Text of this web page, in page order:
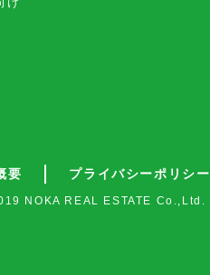
要 プライバシーポリシー
NOKA REAL ESTATE Co.,Ltd.